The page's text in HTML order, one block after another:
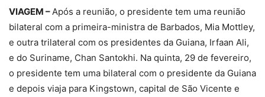
VIAGEM –Após a reunião, o presidente tem uma reunião
bilateral com a primeira-ministra de Barbados, Mia Mottley,
e outra trilateral com os presidentes da Guiana, Irfaan Ali,
e do Suriname, Chan Santokhi. Na quinta, 29 de fevereiro,
o presidente tem uma bilateral com o presidente da Guiana
e depois viaja para Kingstown, capital de São Vicente e